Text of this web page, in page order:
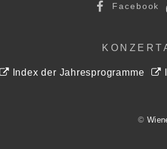
Facebook
Index der Jahresprogramme
©